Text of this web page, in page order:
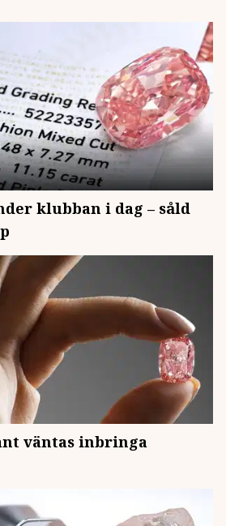
klubban i dag – såld
väntas inbringa